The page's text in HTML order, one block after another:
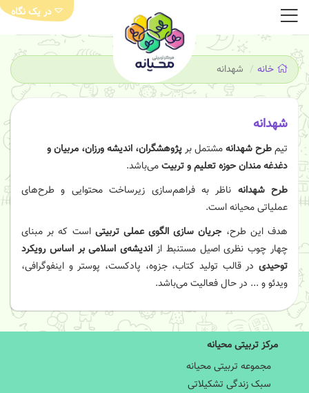
در یک نگاه
خانه شهدانه
شهدانه
تیمطرح شهدانهمشتمل برپژوهشگران، اندیشه ورزان، مربیان و
دغدغه مندان حوزه تعلیم و تربیتمی‌باشد.
طرح شهدانه ناظر به فراهم‌سازی زیرساخت محتوایی و طرح‌های
عملیاتی محیانه است.
هدف این طرح، جریان سازی الگوی عملی تربیتی است که بر مبنای
چهار چوب نظری اصیل مستنبط از اندیشه‌ی اسلامی بر اساس رویکرد
توحیدی در قالب تولید کتاب، جزوه، پادکست، پوستر و اینفوگرافی،
ویدئو و ... در حال فعالیت می‌باشد.
مرکز تربیتی محیانه
مجموعه تربیتی محیانه
سبک زندگی تشکیلاتی